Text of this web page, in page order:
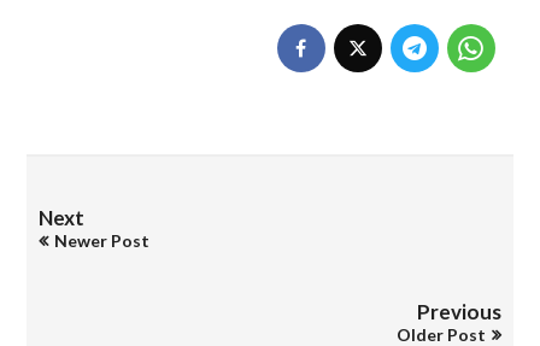
Next
Newer Post
Previous
Older Post